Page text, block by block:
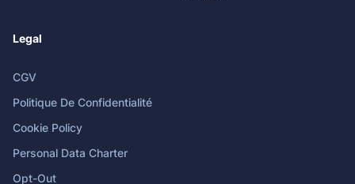
Legal
CGV
Politique De Confidentialité
Cookie Policy
Personal Data Charter
Opt-Out